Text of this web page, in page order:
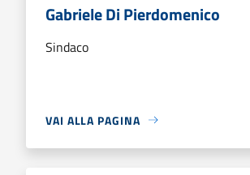
Gabriele Di Pierdomenico
Sindaco
VAI ALLA PAGINA